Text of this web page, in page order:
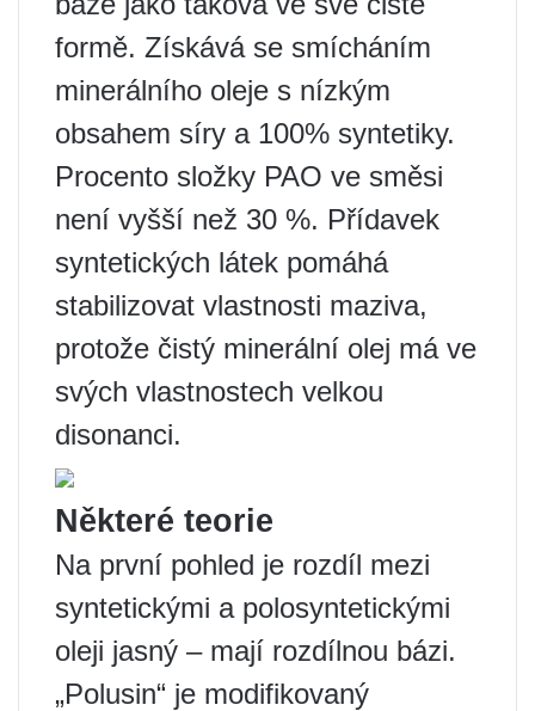
formě. Získává se smícháním
minerálního oleje s nízkým
obsahem síry a 100% syntetiky.
Procento složky PAO ve směsi
není vyšší než 30 %. Přídavek
syntetických látek pomáhá
stabilizovat vlastnosti maziva,
protože čistý minerální olej má ve
svých vlastnostech velkou
disonanci.
Některé teorie
Na první pohled je rozdíl mezi
syntetickými a polosyntetickými
oleji jasný – mají rozdílnou bázi.
„Polusin“ je modifikovaný